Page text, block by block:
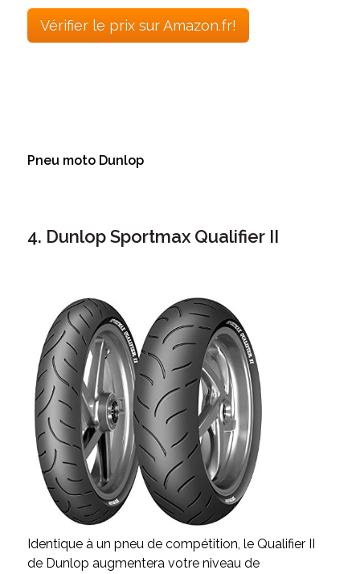
Vérifier le prix sur Amazon.fr!
Pneu moto Dunlop
4. Dunlop Sportmax Qualifier II
Identique à un pneu de compétition, le Qualifier II
de Dunlop augmentera votre niveau de